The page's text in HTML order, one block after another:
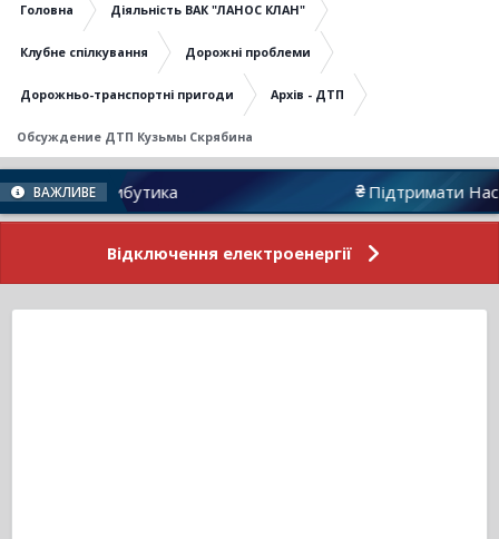
Головна Діяльність ВАК "ЛАНОС КЛАН"
Клубне спілкування Дорожні проблеми
Дорожньо-транспортні пригоди Архів - ДТП
Обсуждение ДТП Кузьмы Скрябина
ВАЖЛИВЕ Підтримати Нас
Відключення електроенергії